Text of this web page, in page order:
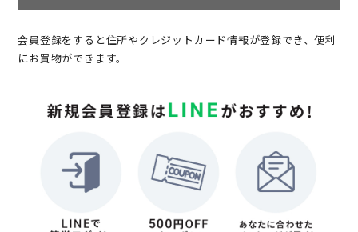
会員登録をすると住所やクレジットカード情報が登録でき、便利
にお買物ができます。